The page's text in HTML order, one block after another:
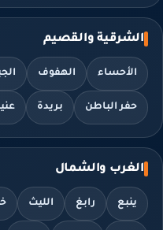
والقصيم
الأحساء الهفوف الجبيل
حفر الباطن بريدة عنيزة
والشمال
ينبع رابغ الليث خليص